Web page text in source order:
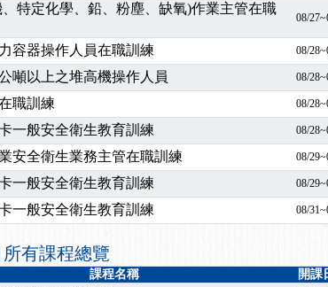
【進修課程】要怎麼進修自我？課程百百種選擇好困難！快
「高壓氣體製造安全主任」、「隧道等襯砌作業主管」及
【線上課程】碳中和核心職能系列課程資訊
【免費研習】115年製造業危害預防職場安衛法令研討會
【中心公告】因應颱風來襲，若遇停班停課消息 補課及測驗
【產業人才投資】06/03-06/08堆高機課程，政府出錢補助
【製程安全評估人員】開課囉
【中心公告】颱風假11/12停班停課
【中心公告】因應颱風來襲，若遇停班停課消息 補課及測驗
【進修課程】2026年，課程意見蒐集~
【中心公告】因應颱風來襲，若遇停班停課消息 補課及測
【中心公告】颱風假114/07/07停班停課
特定化學、鉛、粉塵、缺氧)作業主管在職
08/
容器操作人員在職訓練 08/
噸以上之堆高機操作人員 08/
職訓練 08/
一般安全衛生教育訓練 08/
安全衛生業務主管在職訓練 08/
一般安全衛生教育訓練 08/
一般安全衛生教育訓練 08/
所有課程總覽
課程名稱 開課